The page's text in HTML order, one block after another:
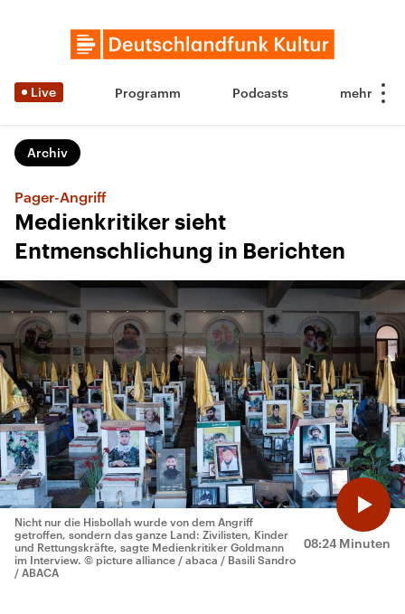
Live Programm Podcasts
Archiv
Pager-Angriff
Medienkritiker sieht
Entmenschlichung in Berichten
08:24 Minuten
Nicht nur die Hisbollah wurde von dem Angriff
getroffen, sondern das ganze Land: Zivilisten, Kinder
und Rettungskräfte, sagte Medienkritiker Goldmann
im Interview. © picture alliance / abaca / Basili Sandro
/ ABACA